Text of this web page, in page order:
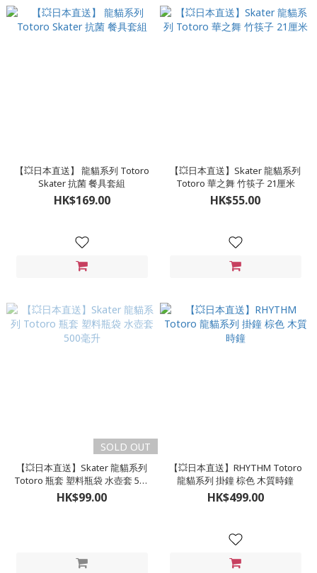
【💥日本直送】 龍貓系列 Totoro
Skater 抗菌 餐具套組
HK$169.00
【💥日本直送】Skater 龍貓系列
Totoro 華之舞 竹筷子 21厘米
HK$55.00
SOLD OUT
【💥日本直送】Skater 龍貓系列
Totoro 瓶套 塑料瓶袋 水壺套 500
毫升
HK$99.00
【💥日本直送】RHYTHM Totoro
龍貓系列 掛鐘 棕色 木質時鐘
HK$499.00